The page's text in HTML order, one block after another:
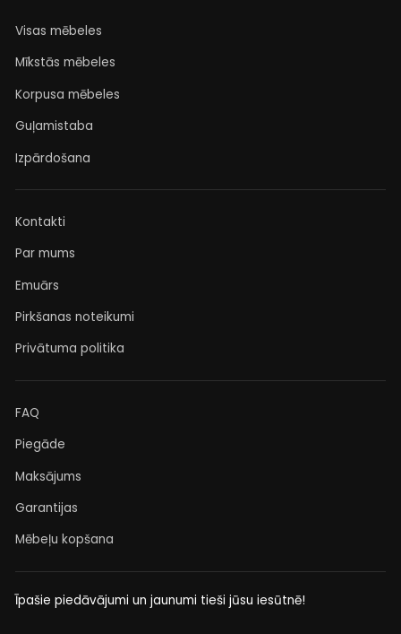
Visas mēbeles
Mīkstās mēbeles
Korpusa mēbeles
Guļamistaba
Izpārdošana
Kontakti
Par mums
Emuārs
Pirkšanas noteikumi
Privātuma politika
FAQ
Piegāde
Maksājums
Garantijas
Mēbeļu kopšana
Īpašie piedāvājumi un jaunumi tieši jūsu iesūtnē!